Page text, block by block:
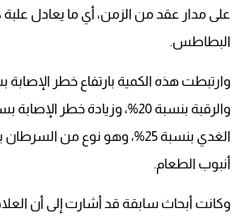
على مدار عقد من الزمن، أي ما يعادل علبة
البطاطس.
وارتبطت هذه الكمية بارتفاع خطر
والرقبة بنسبة 20%، وزيادة خطر
الغدي بنسبة 25%، وهو نوع من
أنبوب الطعام.
وكانت أبحاث سابقة قد أشارت إلى أن